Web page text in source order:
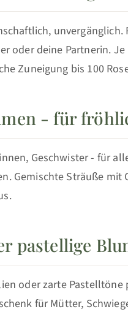
oder deine Partnerin.
Zuneigung bis 100
- für
Geschwister - für
Gemischte Sträuße
pastellige
oder zarte
für Mütter,